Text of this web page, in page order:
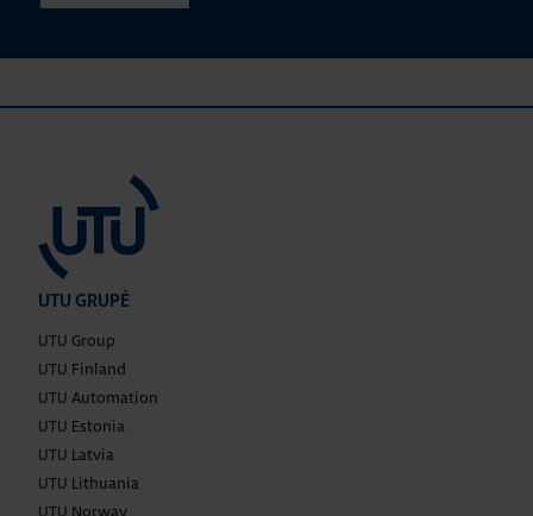
UTU GRUPĖ
UTU Group
UTU Finland
UTU Automation
UTU Estonia
UTU Latvia
UTU Lithuania
UTU Norway